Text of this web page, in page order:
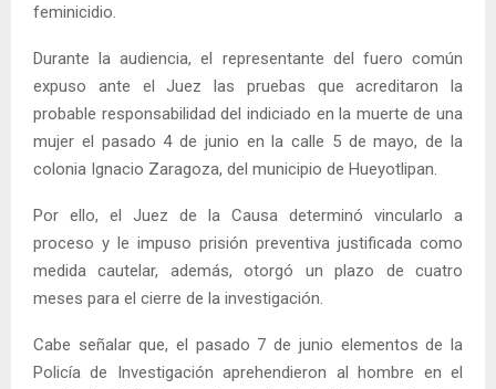
feminicidio.
Durante la audiencia, el representante del fuero común
expuso ante el Juez las pruebas que acreditaron la
probable responsabilidad del indiciado en la muerte de una
mujer el pasado 4 de junio en la calle 5 de mayo, de la
colonia Ignacio Zaragoza, del municipio de Hueyotlipan.
Por ello, el Juez de la Causa determinó vincularlo a
proceso y le impuso prisión preventiva justificada como
medida cautelar, además, otorgó un plazo de cuatro
meses para el cierre de la investigación.
Cabe señalar que, el pasado 7 de junio elementos de la
Policía de Investigación aprehendieron al hombre en el